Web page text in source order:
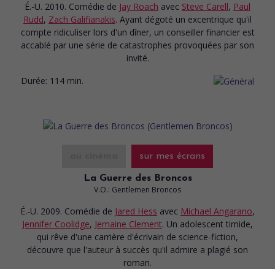
É.-U. 2010. Comédie de Jay Roach avec Steve Carell, Paul
Rudd, Zach Galifianakis. Ayant dégoté un excentrique qu'il
compte ridiculiser lors d'un dîner, un conseiller financier est
accablé par une série de catastrophes provoquées par son
invité.
Durée: 114 min.
sur mes écrans
La Guerre des Broncos
V.O.: Gentlemen Broncos
É.-U. 2009. Comédie de Jared Hess avec Michael Angarano,
Jennifer Coolidge, Jemaine Clement. Un adolescent timide,
qui rêve d'une carrière d'écrivain de science-fiction,
découvre que l'auteur à succès qu'il admire a plagié son
roman.